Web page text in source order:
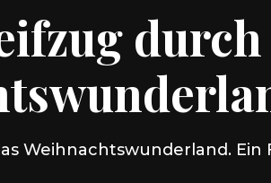
Weihnachtswunderland. Ein